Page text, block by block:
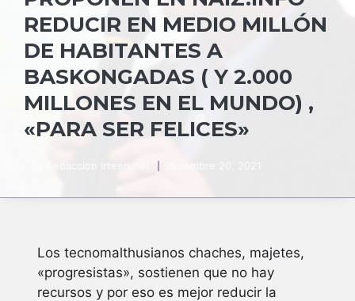
REDUCIR EN MEDIO MILLÓN
DE HABITANTES A
BASKONGADAS ( Y 2.000
MILLONES EN EL MUNDO) ,
«PARA SER FELICES»
Los tecnomalthusianos chaches, majetes,
«progresistas», sostienen que no hay
recursos y por eso es mejor reducir la